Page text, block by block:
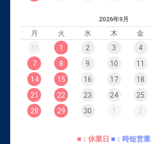
2026年9月
月 火 水 木 金
31
1 2 3 4
7
8 9 10 11
14
15 16 17 18
21
22 23 24 25
28
29 30 1 2
■：休業日 ■：時短営業